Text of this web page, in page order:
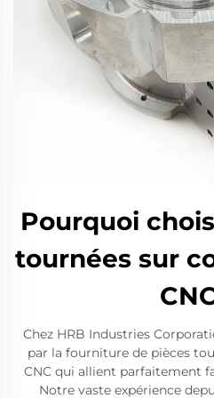
Pourquoi
tournées sur
Chez HRB Industries
par la fourniture de pièces
CNC qui allient parfaitement
Notre vaste expérience